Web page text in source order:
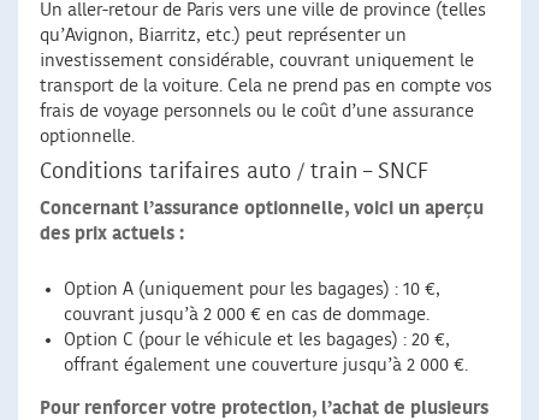
Un aller-retour de Paris vers une ville de province (telles
qu’Avignon, Biarritz, etc.) peut représenter un
investissement considérable, couvrant uniquement le
transport de la voiture. Cela ne prend pas en compte vos
frais de voyage personnels ou le coût d’une assurance
optionnelle.
Conditions tarifaires auto / train – SNCF
Concernant l’assurance optionnelle, voici un aperçu
des prix actuels :
Option A (uniquement pour les bagages) : 10 €,
couvrant jusqu’à 2 000 € en cas de dommage.
Option C (pour le véhicule et les bagages) : 20 €,
offrant également une couverture jusqu’à 2 000 €.
Pour renforcer votre protection, l’achat de plusieurs